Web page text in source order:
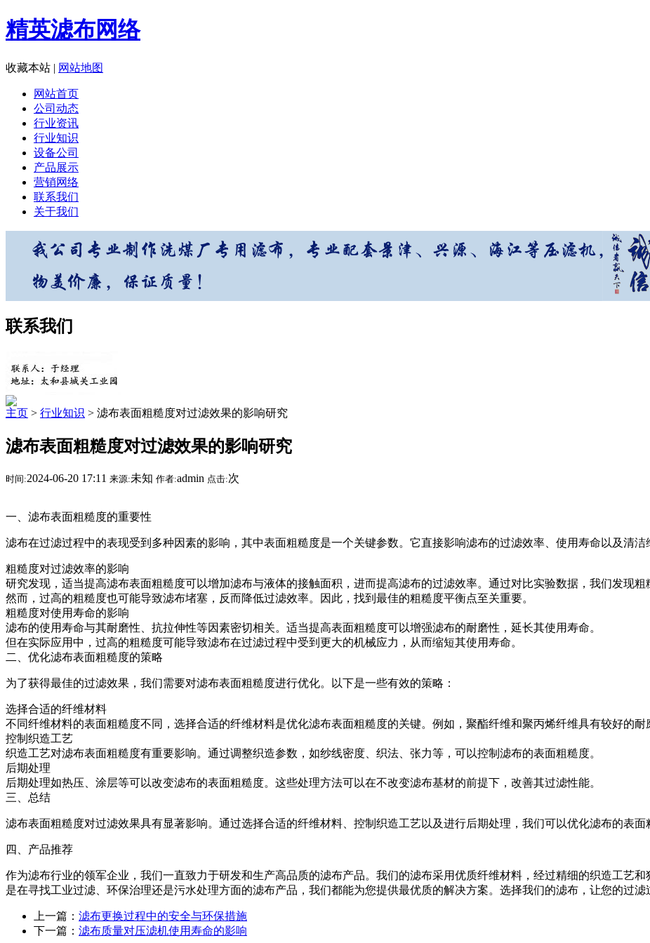
精英滤布网络
收藏本站 | 网站地图
网站首页
公司动态
行业资讯
行业知识
设备公司
产品展示
营销网络
联系我们
关于我们
联系我们
主页 > 行业知识 > 滤布表面粗糙度对过滤效果的影响研究
滤布表面粗糙度对过滤效果的影响研究
时间:2024-06-20 17:11 来源:未知 作者:admin 点击:次
一、滤布表面粗糙度的重要性
滤布在过滤过程中的表现受到多种因素的影响，其中表面粗糙度是一个关键参数。它直接影响滤布的过滤效率、使用寿命以及清洁
粗糙度对过滤效率的影响
研究发现，适当提高滤布表面粗糙度可以增加滤布与液体的接触面积，进而提高滤布的过滤效率。通过对比实验数据，我们发现粗
然而，过高的粗糙度也可能导致滤布堵塞，反而降低过滤效率。因此，找到最佳的粗糙度平衡点至关重要。
粗糙度对使用寿命的影响
滤布的使用寿命与其耐磨性、抗拉伸性等因素密切相关。适当提高表面粗糙度可以增强滤布的耐磨性，延长其使用寿命。
但在实际应用中，过高的粗糙度可能导致滤布在过滤过程中受到更大的机械应力，从而缩短其使用寿命。
二、优化滤布表面粗糙度的策略
为了获得最佳的过滤效果，我们需要对滤布表面粗糙度进行优化。以下是一些有效的策略：
选择合适的纤维材料
不同纤维材料的表面粗糙度不同，选择合适的纤维材料是优化滤布表面粗糙度的关键。例如，聚酯纤维和聚丙烯纤维具有较好的耐
控制织造工艺
织造工艺对滤布表面粗糙度有重要影响。通过调整织造参数，如纱线密度、织法、张力等，可以控制滤布的表面粗糙度。
后期处理
后期处理如热压、涂层等可以改变滤布的表面粗糙度。这些处理方法可以在不改变滤布基材的前提下，改善其过滤性能。
三、总结
滤布表面粗糙度对过滤效果具有显著影响。通过选择合适的纤维材料、控制织造工艺以及进行后期处理，我们可以优化滤布的表面
四、产品推荐
作为滤布行业的领军企业，我们一直致力于研发和生产高品质的滤布产品。我们的滤布采用优质纤维材料，经过精细的织造工艺
是在寻找工业过滤、环保治理还是污水处理方面的滤布产品，我们都能为您提供最优质的解决方案。选择我们的滤布，让您的过滤
上一篇： 滤布更换过程中的安全与环保措施
下一篇： 滤布质量对压滤机使用寿命的影响